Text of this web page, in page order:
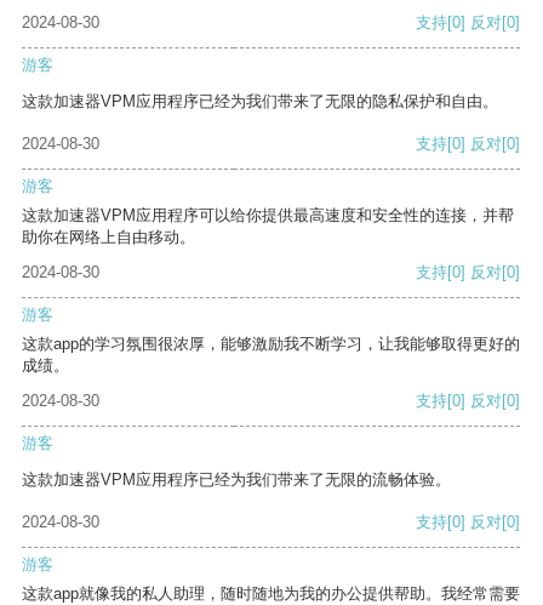
2024-08-30 支持[0] 反对[0]
游客
这款加速器VPM应用程序已经为我们带来了无限的隐私保护和自由。
2024-08-30 支持[0] 反对[0]
游客
这款加速器VPM应用程序可以给你提供最高速度和安全性的连接，并帮
助你在网络上自由移动。
2024-08-30
支持[0] 反对[0]
游客
这款app的学习氛围很浓厚，能够激励我不断学习，让我能够取得更好的
成绩。
2024-08-30
支持[0] 反对[0]
游客
这款加速器VPM应用程序已经为我们带来了无限的流畅体验。
2024-08-30 支持[0] 反对[0]
游客
这款app就像我的私人助理，随时随地为我的办公提供帮助。我经常需要